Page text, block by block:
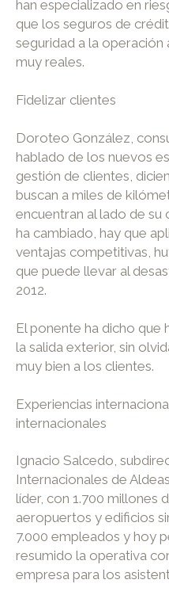
han especializado en
que los seguros de
seguridad a la
muy reales.
Fidelizar clientes
Doroteo González,
hablado de los nuevos
gestión de clientes,
buscan a miles de
encuentran al lado de
ha cambiado, hay que
ventajas competitivas,
que puede llevar al
2012.
El ponente ha dicho que
la salida exterior, sin
muy bien a los clientes.
Experiencias
internacionales
Ignacio Salcedo,
Internacionales de
líder, con 1.700 millones
aeropuertos y edificios
7.000 empleados y hoy
resumido la operativa
empresa para los